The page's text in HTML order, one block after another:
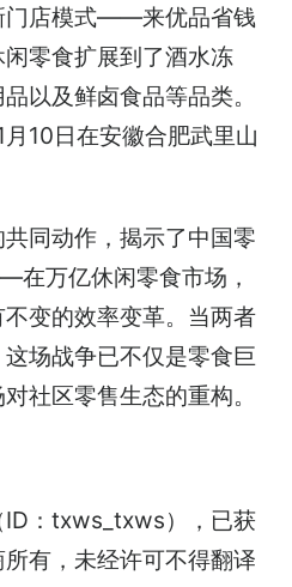
门店模式——来优品省钱
零食扩展到了酒水冻
以及鲜卤食品等品类。
10日在安徽合肥武里山
同动作，揭示了中国零
在万亿休闲零食市场，
变的效率变革。当两者
场战争已不仅是零食巨
社区零售生态的重构。
ID：txws_txws），已获
有，未经许可不得翻译